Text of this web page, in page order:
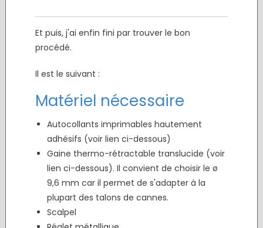
Et puis, j'ai enfin fini par trouver le bon
procédé.
Il est le suivant :
Matériel nécessaire
Autocollants imprimables hautement
adhésifs (voir lien ci-dessous)
Gaine thermo-rétractable translucide (voir
lien ci-dessous). Il convient de choisir le ø
9,6 mm car il permet de s'adapter à la
plupart des talons de cannes.
Scalpel